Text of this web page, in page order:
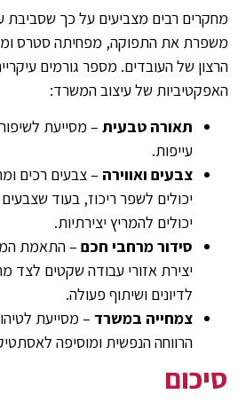
מחקרים רבים מצביעים על כך שסביבת
משפרת את התפוקה, מפחיתה סטרס
הרצון של העובדים. מספר גורמים
האפקטיביות של עיצוב המשרד:
תאורה טבעית – מסייעת
עייפות.
צבעים ואווירה – צבעים רכים
יכולים לשפר ריכוז, בעוד
יכולים להמריץ יצירתיות.
סידור מרחבי חכם – התאמת
יצירת אזורי עבודה שקטים לצד
לדיונים ושיתוף פעולה.
צמחייה במשרד – מסייעת
הרווחה הנפשית ומוסיפה
סיכום